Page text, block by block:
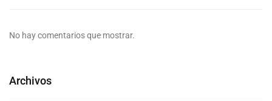
No hay comentarios que mostrar.
Archivos